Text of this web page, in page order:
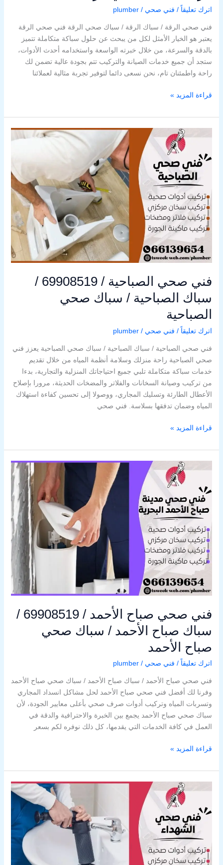
اترك تعليقاً / فني صحي /
plumber
فني صحي الرقة / سباك الرقة / سباك صحي الرقة فني صحي الرقة
يعتبر هو الخيار الأمثل لكل من يبحث عن حلول سباكة متكاملة تتميز
بالدقة والسرعة، من خلال خبرته الواسعة واستخدامه أحدث الأدوات،
ستجد أن جميع خدمات الصيانة والتركيب تتم بجودة عالية تضمن لك
راحة واطمئنان تام، نحن نسعى دائما لتوفير تجربة مثالية لعملائنا
قراءة المزيد »
فني صحي الصباحية / 69908519 /
سباك الصباحية / سباك صحي
الصباحية
اترك تعليقاً / فني صحي /
plumber
فني صحي الصباحية / سباك الصباحية / سباك صحي الصباحية يعزز فني
صحي الصباحية راحة منزلك وسلامة أنظمة المياه من خلال تقديم
خدمات سباكة متكاملة تلبي جميع احتياجاتك المنزلية والتجارية، بدءا
من تركيب وصيانة السخانات والفلاتر والمضخات الحديثة، مرورا بإصلاح
الأعطال الطارئة وتسليك المجاري، ووصولا إلى تحسين كفاءة استهلاك
المياه وضمان تدفقها بسلاسة. فني صحي
الصباحية
69908519
سباك
الصباحية
سباك
صحي
الصباحية
قراءة المزيد »
فني صحي صباح الأحمد / 69908519 /
سباك صباح الأحمد / سباك صحي
صباح الأحمد
اترك تعليقاً / فني صحي /
plumber
فني صحي صباح الأحمد / سباك صباح الأحمد / سباك صحي صباح الأحمد
وفرنا لك أفضل فني صحي صباح الأحمد لحل مشاكل انسداد المجاري
وتسربات المياه وتركيب أدوات صرف صحي بأعلى معايير الجودة، لأن
سباك صحي صباح الأحمد يجمع بين الخبرة والاحترافية والدقة في
العمل في كافة الخدمات التي يقدمها، كل ذلك نوفره لكم بسعر
صباح
الأحمد
سباك
صباح
الأحمد
سباك
صباح
الأحمد
قراءة المزيد »
الشهداء